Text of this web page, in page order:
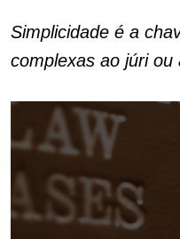
Simplicidade é a
complexas ao júri ou